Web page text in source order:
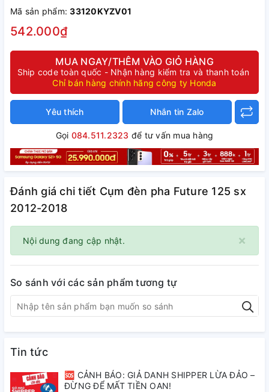
Mã sản phẩm:33120KYZV01
542.000₫
MUA NGAY/THÊM VÀO GIỎ HÀNG
Ship code toàn quốc - Nhận hàng kiểm tra và thanh toán
Chỉ bán hàng chính hãng công ty Honda
Yêu thích Nhắn tin Zalo
Gọi 084.511.2323 để tư vấn mua hàng
Đánh giá chi tiết Cụm đèn pha Future 125 sx
2012-2018
×
Nội dung đang cập nhật.
So sánh với các sản phẩm tương tự
Tin tức
🆘 CẢNH BÁO: GIẢ DANH SHIPPER LỪA ĐẢO –
ĐỪNG ĐỂ MẤT TIỀN OAN!